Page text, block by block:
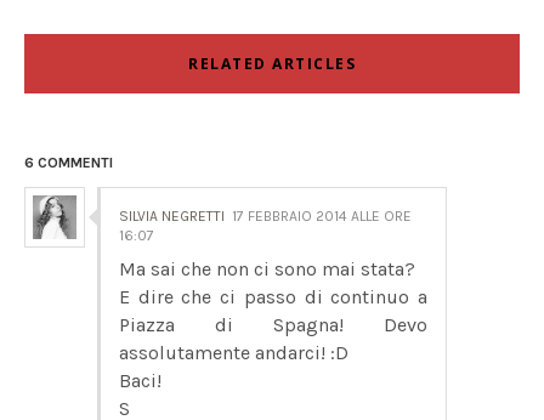
RELATED ARTICLES
6 COMMENTI
SILVIA NEGRETTI 17 FEBBRAIO 2014 ALLE ORE
16:07
Ma sai che non ci sono mai stata?
E dire che ci passo di continuo a
Piazza di Spagna! Devo
assolutamente andarci! :D
Baci!
S